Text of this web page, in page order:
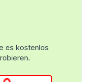
es kostenlos